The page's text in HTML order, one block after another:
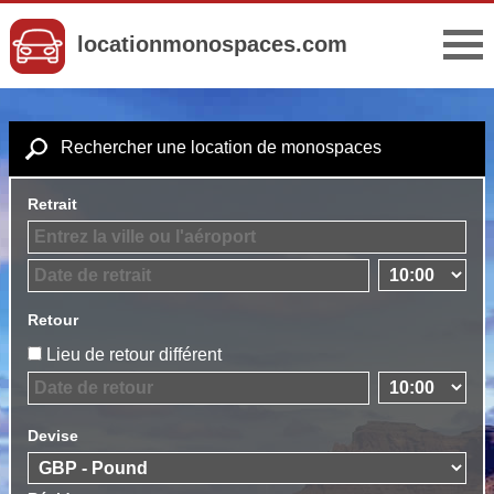
locationmonospaces.com
Rechercher une location de monospaces
Retrait
Retour
Lieu de retour différent
Devise